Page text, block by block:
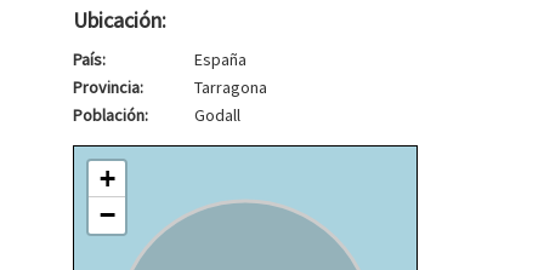
Ubicación:
País:
España
Provincia:
Tarragona
Población:
Godall
+
−